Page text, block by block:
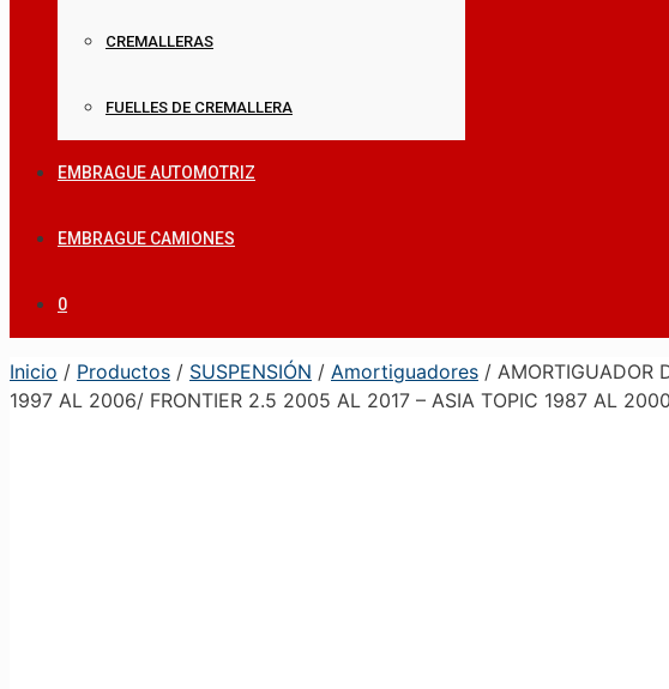
CREMALLERAS
FUELLES DE CREMALLERA
EMBRAGUE AUTOMOTRIZ
EMBRAGUE CAMIONES
0
Inicio / Productos / SUSPENSIÓN / Amortiguadores / AMORTIGUADOR
1997 AL 2006/ FRONTIER 2.5 2005 AL 2017 – ASIA TOPIC 1987 AL